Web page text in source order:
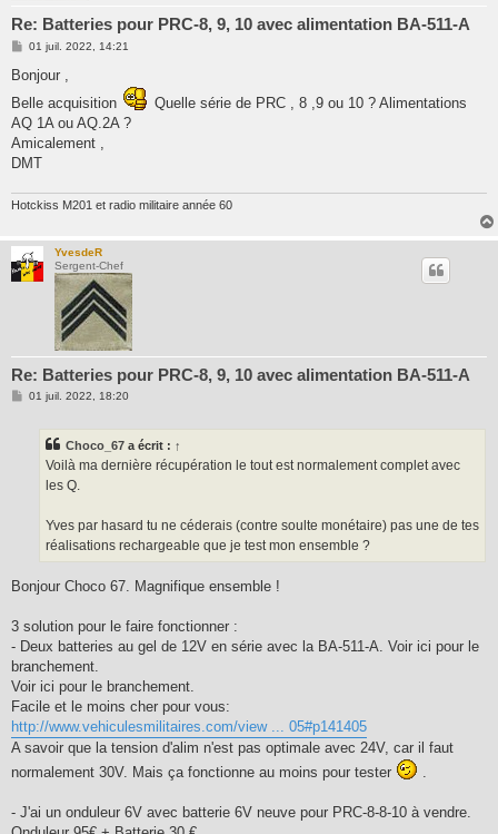
Re: Batteries pour PRC-8, 9, 10 avec alimentation BA-511-A
M
s
a
g
e
01 juil. 2022, 14:21
Bonjour ,
Belle acquisition
Quelle série de PRC , 8 ,9 ou 10 ? Alimentations
AQ 1A ou AQ.2A ?
Amicalement ,
DMT
Hotckiss M201 et radio militaire année 60
YvesdeR
Sergent-Chef
Re: Batteries pour PRC-8, 9, 10 avec alimentation BA-511-A
M01 juil. 2022, 18:20
Choco_67 a écrit : ↑
Voilà ma dernière récupération le tout est normalement complet avec
les Q.
Yves par hasard tu ne céderais (contre soulte monétaire) pas une de tes
réalisations rechargeable que je test mon ensemble ?
Bonjour Choco 67. Magnifique ensemble !
3 solution pour le faire fonctionner :
- Deux batteries au gel de 12V en série avec la BA-511-A. Voir ici pour le
branchement.
Voir ici pour le branchement.
Facile et le moins cher pour vous:
http://www.vehiculesmilitaires.com/view ... 05#p141405
A savoir que la tension d'alim n'est pas optimale avec 24V, car il faut
normalement 30V. Mais ça fonctionne au moins pour tester
- J'ai un onduleur 6V avec batterie 6V neuve pour PRC-8-8-10 à vendre.